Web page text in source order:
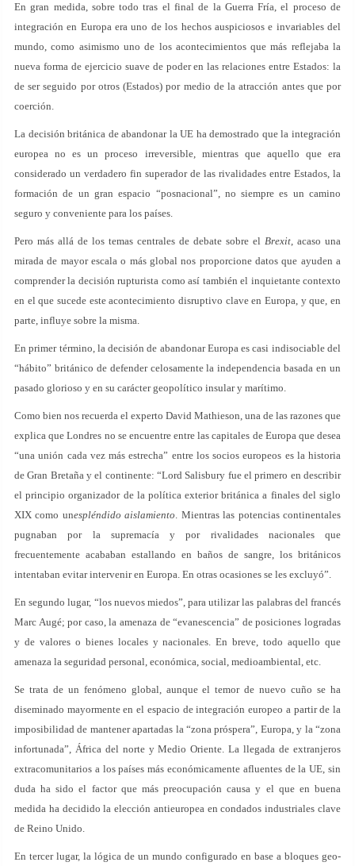
En gran medida, sobre todo tras el final de la Guerra Fría, el proceso de
integración en Europa era uno de los hechos auspiciosos e invariables del
mundo, como asimismo uno de los acontecimientos que más reflejaba la
nueva forma de ejercicio suave de poder en las relaciones entre Estados: la
de ser seguido por otros (Estados) por medio de la atracción antes que por
coerción.
La decisión británica de abandonar la UE ha demostrado que la integración
europea no es un proceso irreversible, mientras que aquello que era
considerado un verdadero fin superador de las rivalidades entre Estados, la
formación de un gran espacio “posnacional”, no siempre es un camino
seguro y conveniente para los países.
Pero más allá de los temas centrales de debate sobre el Brexit, acaso una
mirada de mayor escala o más global nos proporcione datos que ayuden a
comprender la decisión rupturista como así también el inquietante contexto
en el que sucede este acontecimiento disruptivo clave en Europa, y que, en
parte, influye sobre la misma.
En primer término, la decisión de abandonar Europa es casi indisociable del
“hábito” británico de defender celosamente la independencia basada en un
pasado glorioso y en su carácter geopolítico insular y marítimo.
Como bien nos recuerda el experto David Mathieson, una de las razones que
explica que Londres no se encuentre entre las capitales de Europa que desea
“una unión cada vez más estrecha” entre los socios europeos es la historia
de Gran Bretaña y el continente: “Lord Salisbury fue el primero en describir
el principio organizador de la política exterior británica a finales del siglo
XIX como unespléndido aislamiento. Mientras las potencias continentales
pugnaban por la supremacía y por rivalidades nacionales que
frecuentemente acababan estallando en baños de sangre, los británicos
intentaban evitar intervenir en Europa. En otras ocasiones se les excluyó”.
En segundo lugar, “los nuevos miedos”, para utilizar las palabras del francés
Marc Augé; por caso, la amenaza de “evanescencia” de posiciones logradas
y de valores o bienes locales y nacionales. En breve, todo aquello que
amenaza la seguridad personal, económica, social, medioambiental, etc.
Se trata de un fenómeno global, aunque el temor de nuevo cuño se ha
diseminado mayormente en el espacio de integración europeo a partir de la
imposibilidad de mantener apartadas la “zona próspera”, Europa, y la “zona
infortunada”, África del norte y Medio Oriente. La llegada de extranjeros
extracomunitarios a los países más económicamente afluentes de la UE, sin
duda ha sido el factor que más preocupación causa y el que en buena
medida ha decidido la elección antieuropea en condados industriales clave
de Reino Unido.
En tercer lugar, la lógica de un mundo configurado en base a bloques geo-